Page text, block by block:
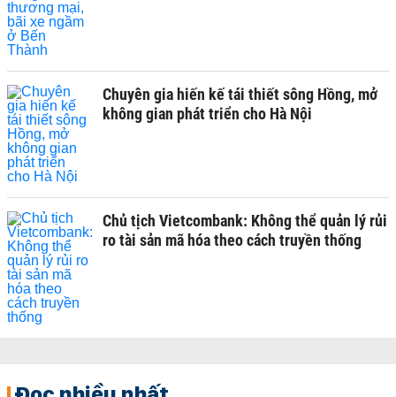
Chuyên gia hiến kế tái thiết sông Hồng, mở
không gian phát triển cho Hà Nội
Chủ tịch Vietcombank: Không thể quản lý rủi
ro tài sản mã hóa theo cách truyền thống